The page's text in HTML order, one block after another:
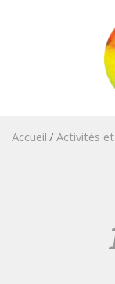
Accueil Activités